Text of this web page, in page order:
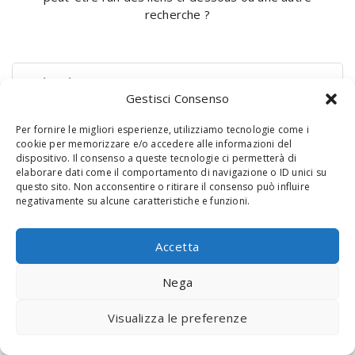
Gestisci Consenso
Per fornire le migliori esperienze, utilizziamo tecnologie come i
cookie per memorizzare e/o accedere alle informazioni del
dispositivo. Il consenso a queste tecnologie ci permetterà di
elaborare dati come il comportamento di navigazione o ID unici su
questo sito. Non acconsentire o ritirare il consenso può influire
negativamente su alcune caratteristiche e funzioni.
Accetta
Nega
Visualizza le preferenze
recherche ?
© 2020 Digital Touch Menu. Menu realizzato daInteractive
Minds